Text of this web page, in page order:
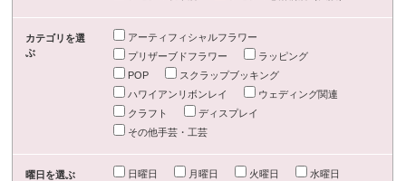
カテゴリを選
ぶ
アーティフィシャルフラワー
プリザーブドフラワー
ラッピング
POP
スクラップブッキング
ハワイアンリボンレイ
ウェディング関連
クラフト
ディスプレイ
その他手芸・工芸
曜日を選ぶ 日曜日 月曜日 火曜日
水曜日